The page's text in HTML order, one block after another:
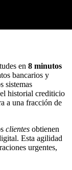
en 8 minutos
bancarios y
sistemas
historial crediticio
a una fracción de
clientes obtienen
Esta agilidad
urgentes,